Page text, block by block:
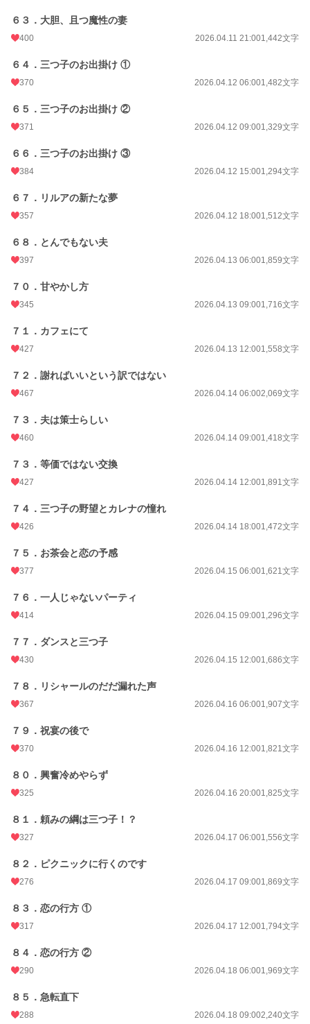
６３．大胆、且つ魔性の妻
400 2026.04.11 21:001,442文字
６４．三つ子のお出掛け ①
370 2026.04.12 06:001,482文字
６５．三つ子のお出掛け ②
371 2026.04.12 09:001,329文字
６６．三つ子のお出掛け ③
384 2026.04.12 15:001,294文字
６７．リルアの新たな夢
357 2026.04.12 18:001,512文字
６８．とんでもない夫
397 2026.04.13 06:001,859文字
７０．甘やかし方
345 2026.04.13 09:001,716文字
７１．カフェにて
427 2026.04.13 12:001,558文字
７２．謝ればいいという訳ではない
467 2026.04.14 06:002,069文字
７３．夫は策士らしい
460 2026.04.14 09:001,418文字
７３．等価ではない交換
427 2026.04.14 12:001,891文字
７４．三つ子の野望とカレナの憧れ
426 2026.04.14 18:001,472文字
７５．お茶会と恋の予感
377 2026.04.15 06:001,621文字
７６．一人じゃないパーティ
414 2026.04.15 09:001,296文字
７７．ダンスと三つ子
430 2026.04.15 12:001,686文字
７８．リシャールのだだ漏れた声
367 2026.04.16 06:001,907文字
７９．祝宴の後で
370 2026.04.16 12:001,821文字
８０．興奮冷めやらず
325 2026.04.16 20:001,825文字
８１．頼みの綱は三つ子！？
327 2026.04.17 06:001,556文字
８２．ピクニックに行くのです
276 2026.04.17 09:001,869文字
８３．恋の行方 ①
317 2026.04.17 12:001,794文字
８４．恋の行方 ②
290 2026.04.18 06:001,969文字
８５．急転直下
288 2026.04.18 09:002,240文字